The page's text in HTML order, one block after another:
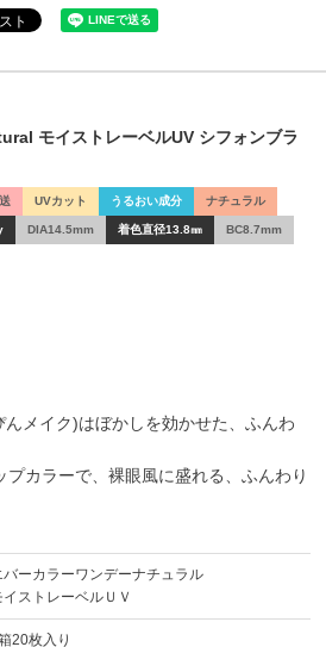
モイストレーベルUV シフォンブラ
UVカット うるおい成分 ナチュラル
DIA14.5mm 着色直径13.8㎜ BC8.7mm
メイク)はぼかしを効かせた、ふんわ
カラーで、裸眼風に盛れる、ふんわり
バーカラーワンデーナチュラル
イストレーベルＵＶ
20枚入り